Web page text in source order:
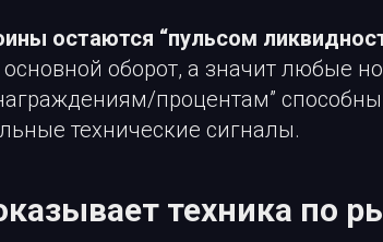
остаются “пульсом
основной оборот, а значит любые
процентам”
технические сигналы.
техника по